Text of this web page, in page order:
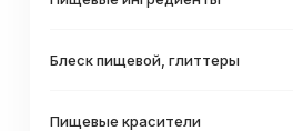
Блеск пищевой, глиттеры
Пищевые красители